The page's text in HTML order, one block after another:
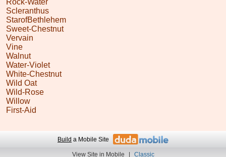
Rock-Water
Scleranthus
StarofBethlehem
Sweet-Chestnut
Vervain
Vine
Walnut
Water-Violet
White-Chestnut
Wild Oat
Wild-Rose
Willow
First-Aid
Build a Mobile Site
View Site in Mobile Classic